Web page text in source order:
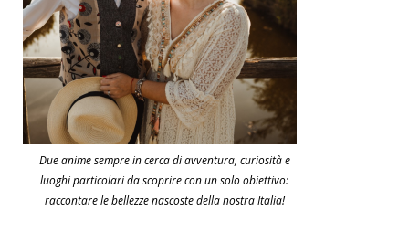
Due anime sempre in cerca di avventura, curiosità e
luoghi particolari da scoprire con un solo obiettivo:
raccontare le bellezze nascoste della nostra Italia!